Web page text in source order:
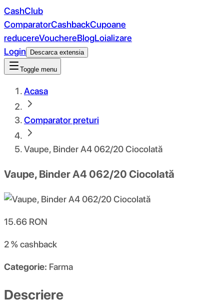
CashClub
ComparatorCashbackCupoane
reducereVouchereBlogLoializare
Login
Descarca extensia
Toggle menu
Acasa
Comparator preturi
Vaupe, Binder A4 062/20 Ciocolată
Vaupe, Binder A4 062/20 Ciocolată
15.66 RON
2 %cashback
Categorie: Farma
Descriere